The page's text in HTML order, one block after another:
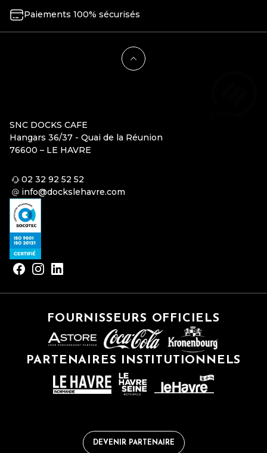
Paiements 100% sécurisés
SNC DOCKS CAFE
Hangars 36/37 - Quai de la Réunion
76600 – LE HAVRE
02 32 92 52 52
info@dockslehavre.com
FOURNISSEURS OFFICIELS
PARTENAIRES INSTITUTIONNELS
DEVENIR PARTENAIRE